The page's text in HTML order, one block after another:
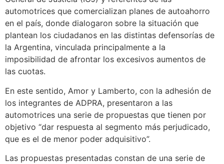
automotrices que comercializan planes de autoahorro
en el país, donde dialogaron sobre la situación que
plantean los ciudadanos en las distintas defensorías de
la Argentina, vinculada principalmente a la
imposibilidad de afrontar los excesivos aumentos de
las cuotas.
En este sentido, Amor y Lamberto, con la adhesión de
los integrantes de ADPRA, presentaron a las
automotrices una serie de propuestas que tienen por
objetivo “dar respuesta al segmento más perjudicado,
que es el de menor poder adquisitivo”.
Las propuestas presentadas constan de una serie de